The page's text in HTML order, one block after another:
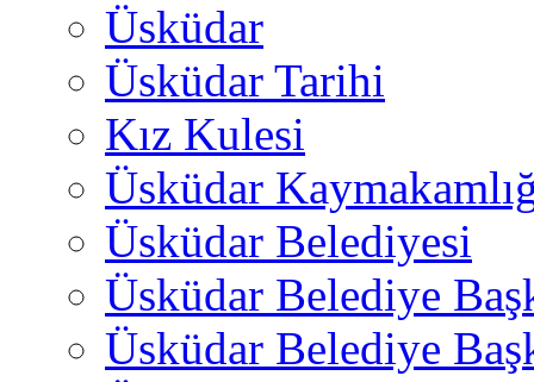
Üsküdar
Üsküdar Tarihi
Kız Kulesi
Üsküdar
Üsküdar Belediyesi
Üsküdar Belediye
Üsküdar Belediye